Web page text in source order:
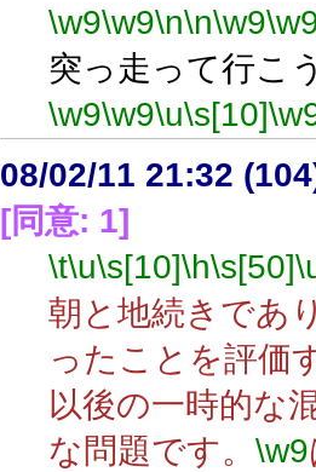
\w9\w9\n\n\w9
突っ走って行こ
\w9\w9\u\s[10]
08/02/11 21:32
[同意: 1]
\t\u\s[10]\h\s[50]
朝と地続きであ
ったことを評価
以後の一時的な
な問題です。 \w9